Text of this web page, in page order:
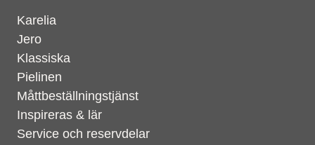
Karelia
Jero
Klassiska
Pielinen
Måttbeställningstjänst
Inspireras & lär
Service och reservdelar